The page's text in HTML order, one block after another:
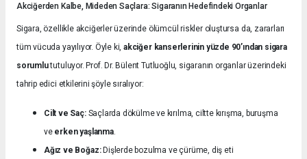
Akciğerden Kalbe, Mideden Saçlara: Sigaranın Hedefindeki Organlar
Sigara, özellikle akciğerler üzerinde ölümcül riskler oluştursa da, zararları
tüm vücuda yayılıyor. Öyle ki,akciğer kanserlerinin yüzde 90’ından sigara
sorumlututuluyor. Prof. Dr. Bülent Tutluoğlu, sigaranın organlar üzerindeki
tahrip edici etkilerini şöyle sıralıyor:
Cilt ve Saç:Saçlarda dökülme ve kırılma, ciltte kırışma, buruşma
ve erken yaşlanma.
Ağız ve Boğaz:Dişlerde bozulma ve çürüme, diş eti